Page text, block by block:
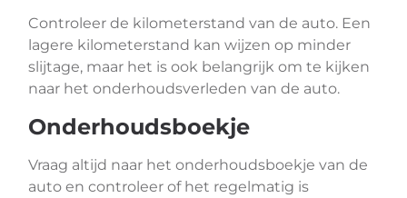
Controleer de kilometerstand van de auto. Een
lagere kilometerstand kan wijzen op minder
slijtage, maar het is ook belangrijk om te kijken
naar het onderhoudsverleden van de auto.
Onderhoudsboekje
Vraag altijd naar het onderhoudsboekje van de
auto en controleer of het regelmatig is